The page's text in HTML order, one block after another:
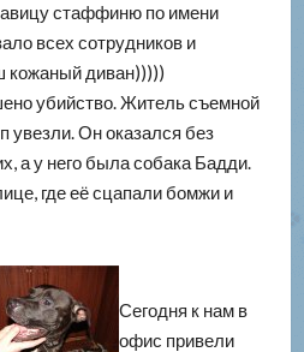
стаффиню по имени
всех сотрудников и
кожаный диван)))))
убийство. Житель съемной
увезли. Он оказался без
а у него была собака Бадди.
где её сцапали бомжи и
Сегодня к нам в
офис привели